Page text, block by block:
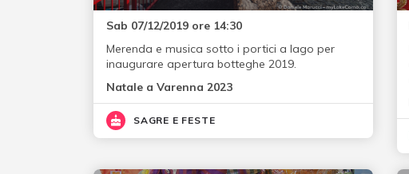
Sab 07/12/2019 ore 14:30
Merenda e musica sotto i portici a lago per
inaugurare apertura botteghe 2019.
Natale a Varenna 2023
SAGRE E FESTE